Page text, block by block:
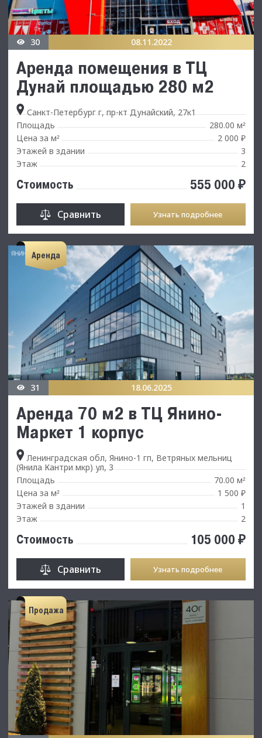
30 08.11.2022
Аренда помещения в ТЦ
Дунай площадью 280 м2
Санкт-Петербург г, пр-кт Дунайский, 27к1
Площадь
280.00 м²
Цена за м²
2 000 ₽
Этажей в здании
3
Этаж
2
Стоимость 555 000 ₽
Сравнить Узнать подробнее
Аренда
31 18.06.2025
Аренда 70 м2 в ТЦ Янино-
Маркет 1 корпус
Ленинградская обл, Янино-1 гп, Ветряных мельниц
(Янила Кантри мкр) ул, 3
Площадь
70.00 м²
Цена за м²
1 500 ₽
Этажей в здании
1
Этаж
2
Стоимость 105 000 ₽
Сравнить Узнать подробнее
Продажа